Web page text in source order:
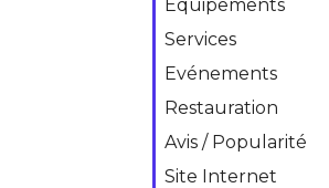
Equipements
Services
Evénements
Restauration
Avis / Popularité
Site Internet